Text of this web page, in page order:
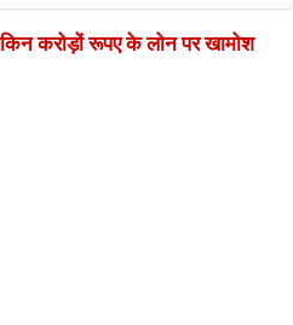
करोड़ों रूपए के लोन पर खामोश